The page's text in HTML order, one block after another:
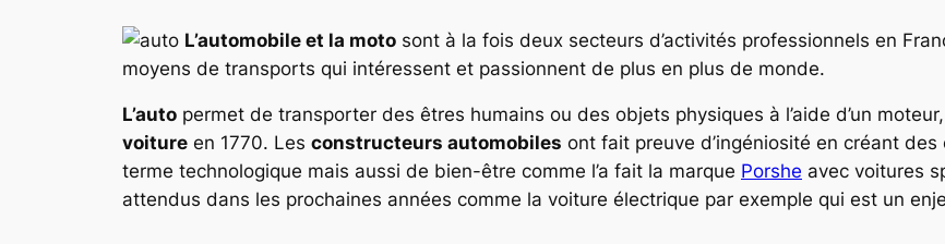
L’automobile et la moto sont à la fois deux secteurs d’activités professionnels en
moyens de transports qui intéressent et passionnent de plus en plus de monde.
L’auto permet de transporter des êtres humains ou des objets physiques à l’aide d’un
voiture en 1770. Les constructeurs automobiles ont fait preuve d’ingéniosité en créant
terme technologique mais aussi de bien-être comme l’a fait la marque Porshe avec voitures
attendus dans les prochaines années comme la voiture électrique par exemple qui est un